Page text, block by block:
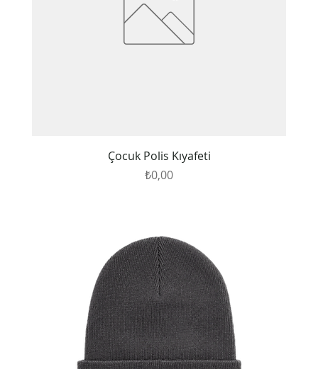
Çocuk Polis Kıyafeti
Fiyat
₺0,00